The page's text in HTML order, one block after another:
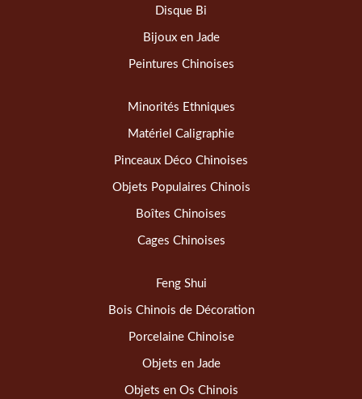
Disque Bi
Bijoux en Jade
Peintures Chinoises
Minorités Ethniques
Matériel Caligraphie
Pinceaux Déco Chinoises
Objets Populaires Chinois
Boîtes Chinoises
Cages Chinoises
Feng Shui
Bois Chinois de Décoration
Porcelaine Chinoise
Objets en Jade
Objets en Os Chinois